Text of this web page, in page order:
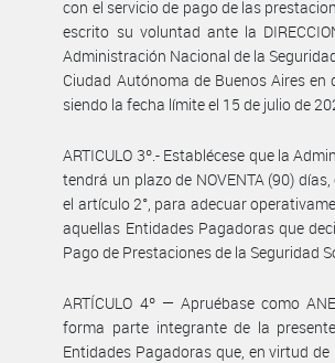
con el servicio de pago de las
escrito su voluntad ante la
Administración Nacional de la
Ciudad Autónoma de Buenos Aires
siendo la fecha límite el 15 de julio de
ARTICULO 3º.- Establécese que la
tendrá un plazo de NOVENTA (90)
el artículo 2°, para adecuar
aquellas Entidades Pagadoras que
Pago de Prestaciones de la Seguridad
ARTÍCULO 4º — Apruébase como
forma parte integrante de la
Entidades Pagadoras que, en virtud